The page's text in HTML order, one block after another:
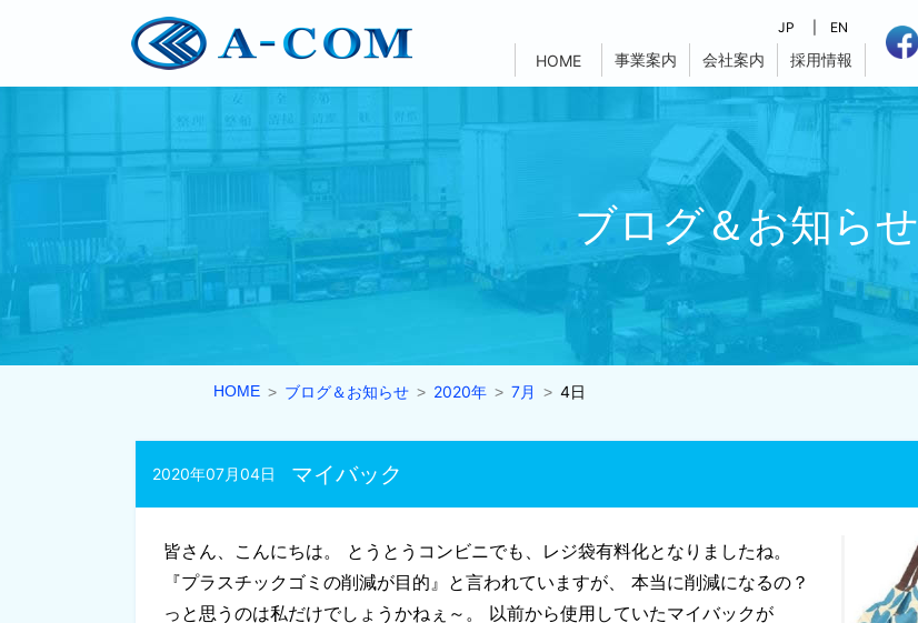
JP EN
HOME 事業案内 会社案内 採用情報
ブログ＆お知らせ
HOME ブログ＆お知らせ 2020年 7月 4日
マイバック
2020年07月04日
皆さん、こんにちは。 とうとうコンビニでも、レジ袋有料化となりましたね。
『プラスチックゴミの削減が目的』と言われていますが、 本当に削減になるの？
っと思うのは私だけでしょうかねぇ～。 以前から使用していたマイバックが